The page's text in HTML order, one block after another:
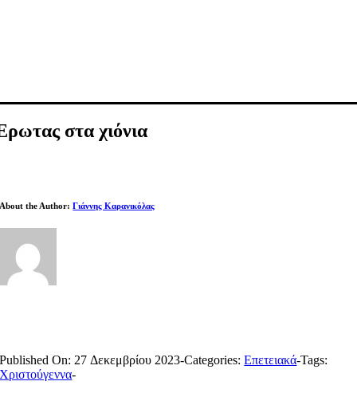
στα χιόνια
About the Author:Γιάννης Καρανικόλας
Published On: 27 Δεκεμβρίου 2023-Categories:Επετειακά-Tags:
Χριστούγεννα-